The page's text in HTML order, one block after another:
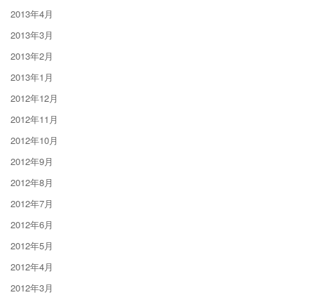
2013年4月
2013年3月
2013年2月
2013年1月
2012年12月
2012年11月
2012年10月
2012年9月
2012年8月
2012年7月
2012年6月
2012年5月
2012年4月
2012年3月